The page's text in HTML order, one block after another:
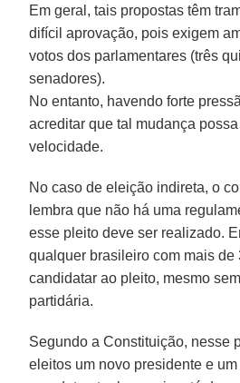
Em geral, tais propostas têm
difícil aprovação, pois exigem
votos dos parlamentares (três
senadores).
No entanto, havendo forte
acreditar que tal mudança
velocidade.
No caso de eleição indireta, o
lembra que não há uma
esse pleito deve ser realizado.
qualquer brasileiro com mais de
candidatar ao pleito, mesmo
partidária.
Segundo a Constituição, nesse
eleitos um novo presidente e